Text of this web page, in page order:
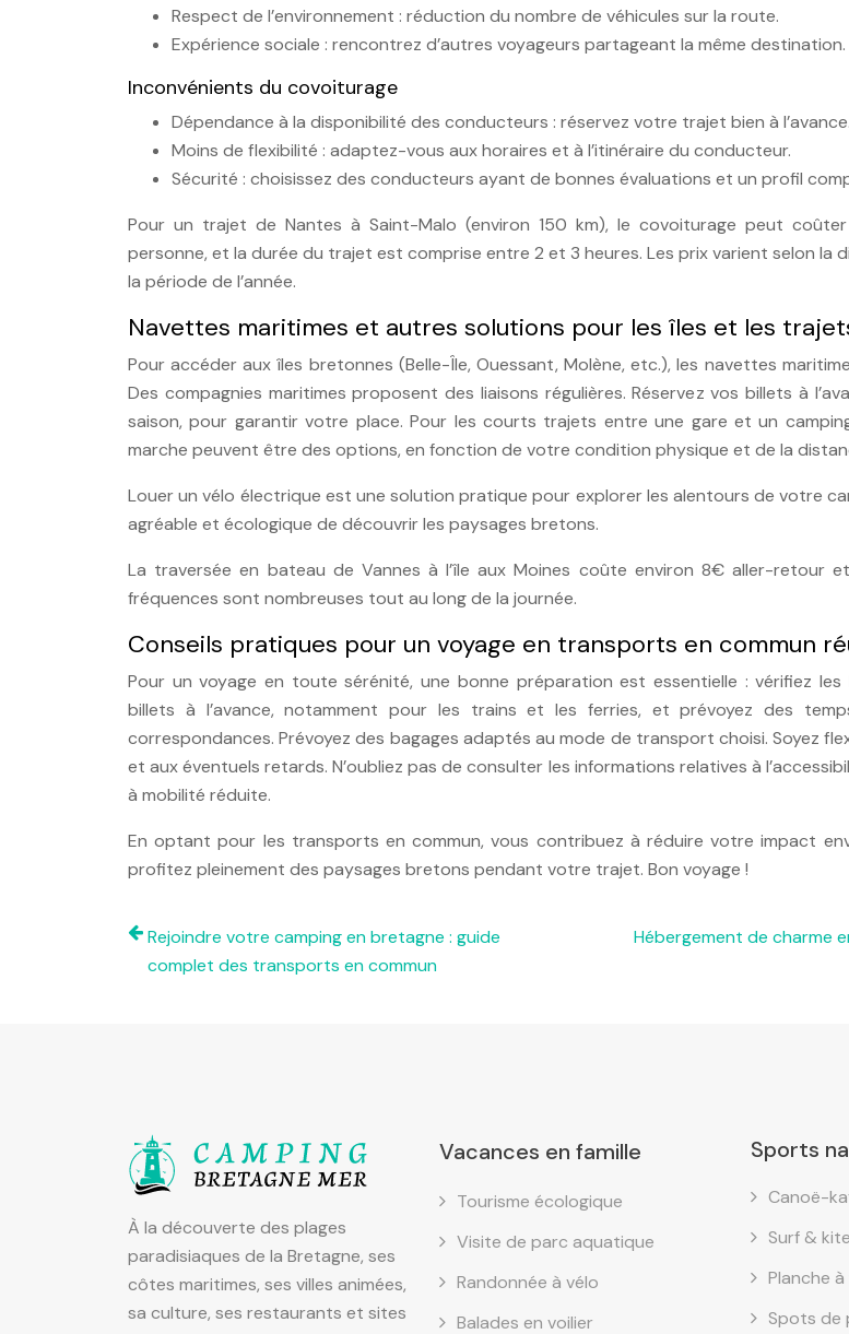
Respect de l’environnement : réduction du nombre de véhicules sur la route.
Expérience sociale : rencontrez d’autres voyageurs partageant la même destination.
Inconvénients du covoiturage
Dépendance à la disponibilité des conducteurs : réservez votre trajet bien à l’avance.
Moins de flexibilité : adaptez-vous aux horaires et à l’itinéraire du conducteur.
Sécurité : choisissez des conducteurs ayant de bonnes évaluations et un profil
Pour un trajet de Nantes à Saint-Malo (environ 150 km), le covoiturage peut
personne, et la durée du trajet est comprise entre 2 et 3 heures. Les prix varient selon la
la période de l’année.
Navettes maritimes et autres solutions pour les îles et les
Pour accéder aux îles bretonnes (Belle-Île, Ouessant, Molène, etc.), les navettes
Des compagnies maritimes proposent des liaisons régulières. Réservez vos billets à
saison, pour garantir votre place. Pour les courts trajets entre une gare et un
marche peuvent être des options, en fonction de votre condition physique et de la
Louer un vélo électrique est une solution pratique pour explorer les alentours de votre
agréable et écologique de découvrir les paysages bretons.
La traversée en bateau de Vannes à l’île aux Moines coûte environ 8€ aller-retour
fréquences sont nombreuses tout au long de la journée.
Conseils pratiques pour un voyage en transports en commun
Pour un voyage en toute sérénité, une bonne préparation est essentielle : vérifiez les
billets à l’avance, notamment pour les trains et les ferries, et prévoyez des
correspondances. Prévoyez des bagages adaptés au mode de transport choisi. Soyez
et aux éventuels retards. N’oubliez pas de consulter les informations relatives à
à mobilité réduite.
En optant pour les transports en commun, vous contribuez à réduire votre impact
profitez pleinement des paysages bretons pendant votre trajet. Bon voyage !
Rejoindre votre camping en bretagne : guide
complet des transports en commun
Hébergement de charme
À la découverte des plages
paradisiaques de la Bretagne, ses
côtes maritimes, ses villes animées,
sa culture, ses restaurants et sites
Vacances en famille
Tourisme écologique
Visite de parc aquatique
Randonnée à vélo
Balades en voilier
Sports
Canoë-
Surf &
Planche à
Spots de